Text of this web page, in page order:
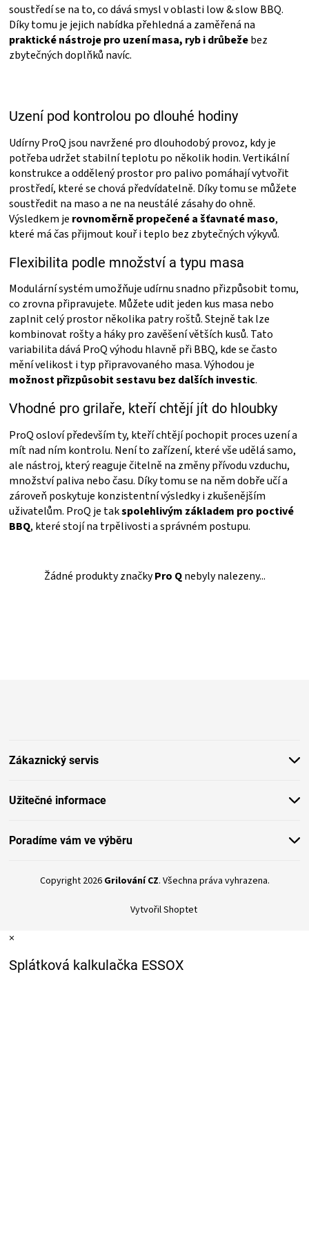
KOŠILE
VÍNO
POUKAZY
ZNAČKY
MĚNA
(CZK)
PŘIHLÁŠENÍ
soustředí se na to, co dává smysl v oblasti low & slow BBQ.
Díky tomu je jejich nabídka přehledná a zaměřená na
praktické nástroje pro uzení masa, ryb i drůbežebez
zbytečných doplňků navíc.
Uzení pod kontrolou po dlouhé hodiny
Udírny ProQ jsou navržené pro dlouhodobý provoz, kdy je
potřeba udržet stabilní teplotu po několik hodin. Vertikální
konstrukce a oddělený prostor pro palivo pomáhají vytvořit
prostředí, které se chová předvídatelně. Díky tomu se můžete
soustředit na maso a ne na neustálé zásahy do ohně.
Výsledkem je rovnoměrně propečené a šťavnaté maso,
které má čas přijmout kouř i teplo bez zbytečných výkyvů.
Flexibilita podle množství a typu masa
Modulární systém umožňuje udírnu snadno přizpůsobit tomu,
co zrovna připravujete. Můžete udit jeden kus masa nebo
zaplnit celý prostor několika patry roštů. Stejně tak lze
kombinovat rošty a háky pro zavěšení větších kusů. Tato
variabilita dává ProQ výhodu hlavně při BBQ, kde se často
mění velikost i typ připravovaného masa. Výhodou je
možnost přizpůsobit sestavu bez dalších investic.
Vhodné pro grilaře, kteří chtějí jít do hloubky
ProQ osloví především ty, kteří chtějí pochopit proces uzení a
mít nad ním kontrolu. Není to zařízení, které vše udělá samo,
ale nástroj, který reaguje čitelně na změny přívodu vzduchu,
množství paliva nebo času. Díky tomu se na něm dobře učí a
zároveň poskytuje konzistentní výsledky i zkušenějším
uživatelům. ProQ je takspolehlivým základem pro poctivé
BBQ, které stojí na trpělivosti a správném postupu.
Žádné produkty značkyPro Qnebyly nalezeny...
Zákaznický servis
Užitečné informace
Poradíme vám ve výběru
Vytvořil Shoptet
Copyright 2026 Grilování CZ. Všechna práva vyhrazena.
×
Splátková kalkulačka ESSOX